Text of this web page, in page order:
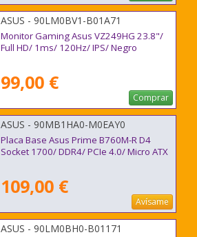
ASUS - 90LM0BV1-B01A71
Monitor Gaming Asus VZ249HG 23.8"/
Full HD/ 1ms/ 120Hz/ IPS/ Negro
99,00 €
Comprar
ASUS - 90MB1HA0-M0EAY0
Placa Base Asus Prime B760M-R D4
Socket 1700/ DDR4/ PCIe 4.0/ Micro ATX
109,00 €
Avísame
ASUS - 90LM0BH0-B01171